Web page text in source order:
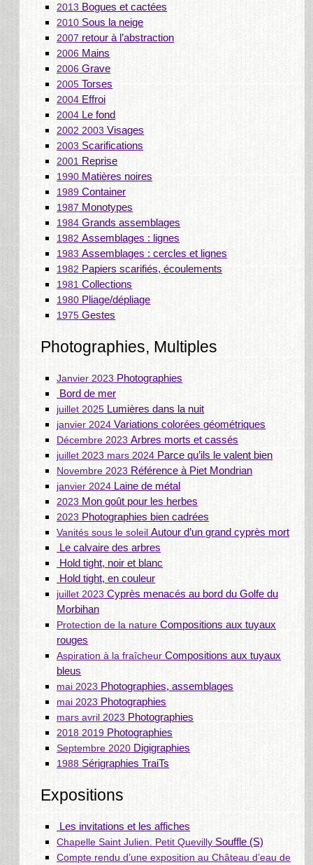
2013 Bogues et cactées
2010 Sous la neige
2007 retour à l’abstraction
2006 Mains
2006 Grave
2005 Torses
2004 Effroi
2004 Le fond
2002 2003 Visages
2003 Scarifications
2001 Reprise
1990 Matières noires
1989 Container
1987 Monotypes
1984 Grands assemblages
1982 Assemblages : lignes
1983 Assemblages : cercles et lignes
1982 Papiers scarifiés, écoulements
1981 Collections
1980 Pliage/dépliage
1975 Gestes
Photographies, Multiples
Janvier 2023 Photographies
Bord de mer
juillet 2025 Lumières dans la nuit
janvier 2024 Variations colorées géométriques
Décembre 2023 Arbres morts et cassés
juillet 2023 mars 2024 Parce qu’ils le valent bien
Novembre 2023 Référence à Piet Mondrian
janvier 2024 Laine de métal
2023 Mon goût pour les herbes
2023 Photographies bien cadrées
Vanités sous le soleil Autour d’un grand cyprès mort
Le calvaire des arbres
Hold tight, noir et blanc
Hold tight, en couleur
juillet 2023 Cyprès menacés au bord du Golfe du
Morbihan
Protection de la nature Compositions aux tuyaux
rouges
Aspiration à la fraîcheur Compositions aux tuyaux
bleus
mai 2023 Photographies, assemblages
mai 2023 Photographies
mars avril 2023 Photographies
2018 2019 Photographies
Septembre 2020 Digigraphies
1988 Sérigraphies TraiTs
Expositions
Les invitations et les affiches
Chapelle Saint Julien. Petit Quevilly Souffle (S)
Compte rendu d’une exposition au Château d’eau de